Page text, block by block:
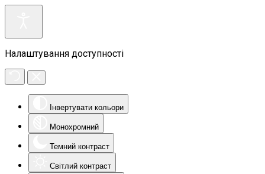
Налаштування доступності
Інвертувати кольори
Монохромний
Темний контраст
Світлий контраст